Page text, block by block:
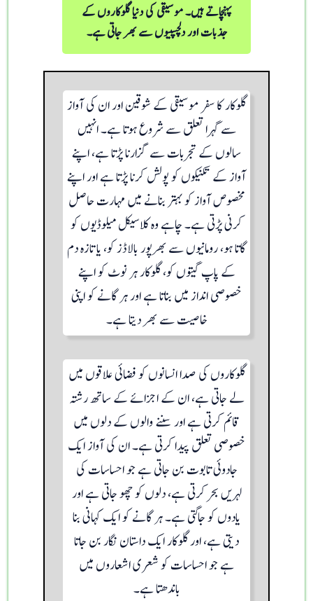
پہنچاتے ہیں۔ موسیقی کی دنیا گلوکاروں کے
جذبات اور دلچسپیوں سے بھر جاتی ہے۔
گلوکار کا سفر موسیقی کے شوقین اور ان کی آواز
سے گہرا تعلق سے شروع ہوتا ہے۔ انہیں
سالوں کے تجربات سے گزارنا پڑتا ہے، اپنے
آواز کے تکنیکوں کو پولش کرنا پڑتا ہے اور اپنے
مخصوص آواز کو بہتر بنانے میں مہارت حاصل
کرنی پڑتی ہے۔ چاہے وہ کلاسیکل میلوڈیوں کو
گاتا ہو، رومانیوں سے بھرپور بالاڈز کو، یا تازہ دم
کے پاپ گیتوں کو، گلوکار ہر نوٹ کو اپنے
خصوصی انداز میں بناتا ہے اور ہر گانے کو اپنی
خاصیت سے بھر دیتا ہے۔
گلوکاروں کی صدا انسانوں کو فضائی علاقوں میں
لے جاتی ہے، ان کے اجزائے کے ساتھ رشتہ
قائم کرتی ہے اور سننے والوں کے دلوں میں
خصوصی تعلق پیدا کرتی ہے۔ ان کی آواز ایک
جادوئی تابوت بن جاتی ہے جو احساسات کی
لہریں بحر کرتی ہے، دلوں کو چھو جاتی ہے اور
یادوں کو جاگتی ہے۔ ہر گانے کو ایک کہانی بنا
دیتی ہے، اور گلوکار ایک داستان نگار بن جاتا
ہے جو احساسات کو شعری اشعاروں میں
باندھتا ہے۔